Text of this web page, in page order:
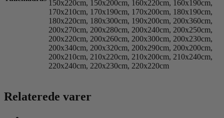
150x220cm, 150x200cm, 160x220cm, 160x190cm,
170x210cm, 170x190cm, 170x200cm, 180x190cm,
180x220cm, 180x300cm, 190x200cm, 200x360cm,
200x270cm, 200x280cm, 200x240cm, 200x250cm,
200x220cm, 200x260cm, 200x300cm, 200x230cm,
200x340cm, 200x320cm, 200x290cm, 200x200cm,
200x210cm, 210x220cm, 210x200cm, 210x240cm,
220x240cm, 220x230cm, 220x220cm
Relaterede varer